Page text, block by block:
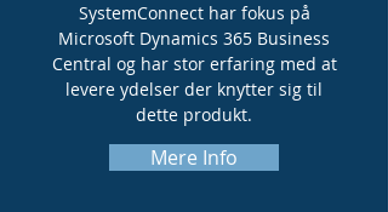
SystemConnect har fokus på
Microsoft Dynamics 365 Business
Central og har stor erfaring med at
levere ydelser der knytter sig til
dette produkt.
Mere Info